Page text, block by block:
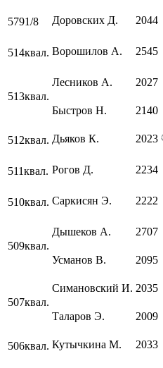
5791/8 Доровских Д. 2044
514квал. Ворошилов А. 2545
513квал.
Лесников А. 2027
Быстров Н. 2140
512квал. Дьяков К. 2023
511квал. Рогов Д. 2234
510квал. Саркисян Э. 2222
509квал.
Дышеков А. 2707
Усманов В. 2095
507квал.
Симановский И. 2035
Таларов Э. 2009
506квал. Кутычкина М. 2033